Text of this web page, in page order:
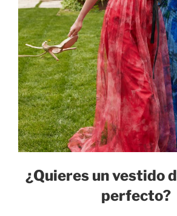
¿Quieres un vestido
perfecto?